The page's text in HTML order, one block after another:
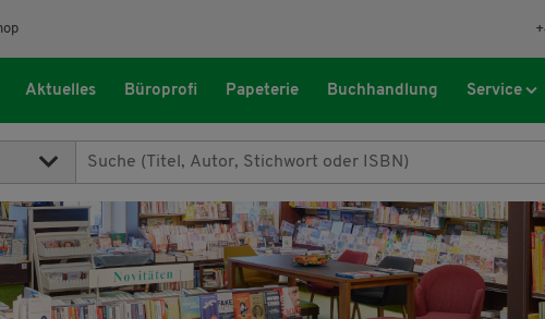
Aktuelles Büroprofi Papeterie Buchhandlung Service